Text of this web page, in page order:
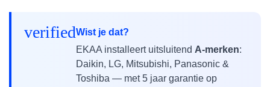
verifiedWist je dat?
EKAA installeert uitsluitend A-merken:
Daikin, LG, Mitsubishi, Panasonic &
Toshiba — met 5 jaar garantie op